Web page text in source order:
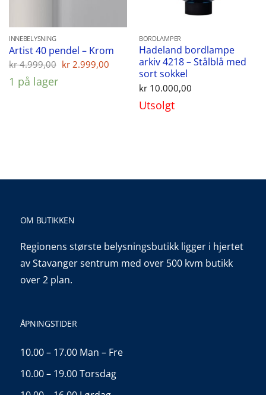
INNEBELYSNING
Artist 40 pendel – Krom
kr4.999,00 Opprinnelig
kr 2.999,00 Nåværende
kr 2.999,00.
1 på lager
BORDLAMPER
Hadeland bordlampe
arkiv 4218 – Stålblå med
sort sokkel
kr10.000,00
Utsolgt
OM BUTIKKEN
Regionens største belysningsbutikk ligger i hjertet
av Stavanger sentrum med over 500 kvm butikk
over 2 plan.
ÅPNINGSTIDER
10.00 – 17.00 Man – Fre
10.00 – 19.00 Torsdag